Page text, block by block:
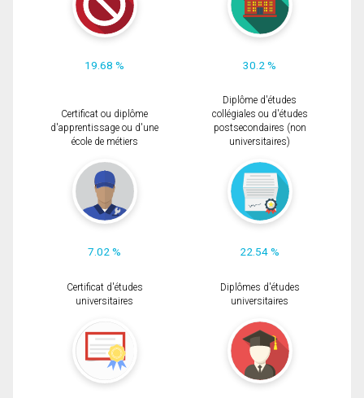
19.68 % 30.2 %
Certificat ou diplôme
d'apprentissage ou d'une
école de métiers
7.02 %
Diplôme d'études
collégiales ou d'études
postsecondaires (non
universitaires)
22.54 %
Certificat d'études
universitaires
Diplômes d'études
universitaires